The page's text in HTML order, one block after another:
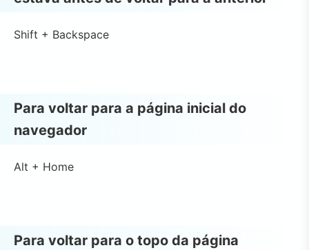
Shift + Backspace
Para voltar para a página inicial do
navegador
Alt + Home
Para voltar para o topo da página